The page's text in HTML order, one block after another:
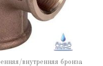
внутренняя бронза